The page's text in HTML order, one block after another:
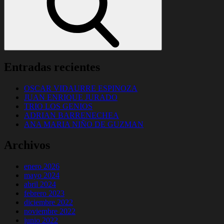
Entradas recientes
OSCAR VIDAURRE ESPINOZA
JUAN ENRIQUE JURADO
TRIO LOS GENIOS
ADRIAN BARRENECHEA
ANA MARIA NIÑO DE GUZMAN
Archivos
enero 2026
mayo 2024
abril 2024
febrero 2023
diciembre 2022
noviembre 2022
junio 2022